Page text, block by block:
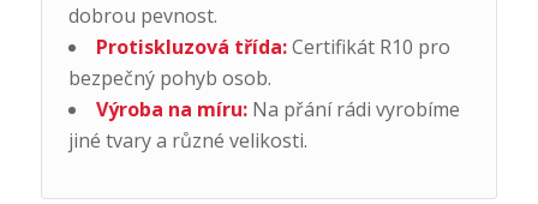
dobrou pevnost.
Protiskluzová třída:Certifikát R10 pro
bezpečný pohyb osob.
Výroba na míru:Na přání rádi vyrobíme
jiné tvary a různé velikosti.